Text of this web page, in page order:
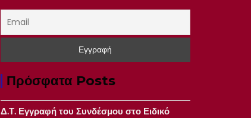
Πρόσφατα Posts
Δ.Τ. Εγγραφή του Συνδέσμου στο Ειδικό